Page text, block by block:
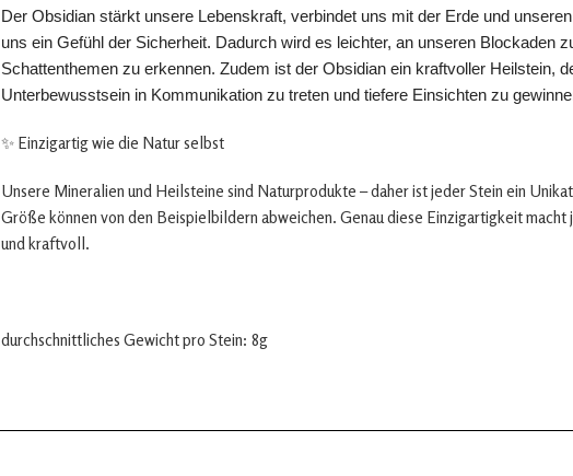
Der Obsidian stärkt unsere Lebenskraft, verbindet uns mit der Erde und
uns ein Gefühl der Sicherheit. Dadurch wird es leichter, an unseren Blockaden
Schattenthemen zu erkennen. Zudem ist der Obsidian ein kraftvoller Heilstein,
Unterbewusstsein in Kommunikation zu treten und tiefere Einsichten zu
✨ Einzigartig wie die Natur selbst
Unsere Mineralien und Heilsteine sind Naturprodukte – daher ist jeder Stein ein
Größe können von den Beispielbildern abweichen. Genau diese Einzigartigkeit macht
und kraftvoll.
durchschnittliches Gewicht pro Stein: 8g